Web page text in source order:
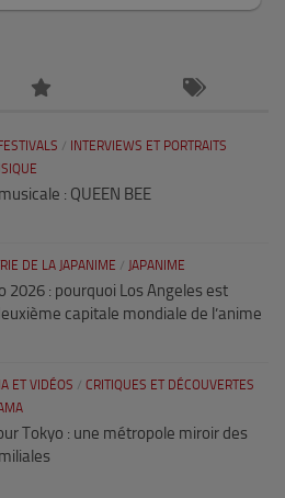
/
INTERVIEWS ET PORTRAITS
: QUEEN BEE
DE LA JAPANIME / JAPANIME
2026 : pourquoi Los Angeles est
capitale mondiale de l’anime
ET VIDÉOS / CRITIQUES ET DÉCOUVERTES
Tokyo : une métropole miroir des